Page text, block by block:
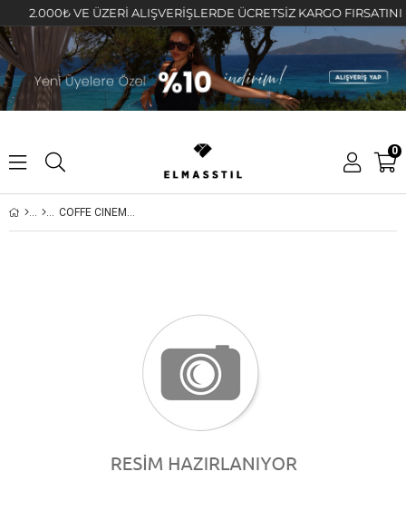
VE ÜZERİ ALIŞVERİŞLERDE ÜCRETSİZ KARGO FIRSATINI
0
COFFE CINEMA BASKILI T-SHIRT